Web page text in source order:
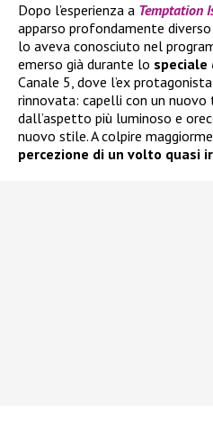
Dopo l’esperienza a Temptation
apparso profondamente
lo aveva conosciuto nel
emerso già durante lo speciale
Canale 5, dove l’ex
rinnovata: capelli con un nuovo
dall’aspetto più luminoso e
nuovo stile. A colpire
percezione di un volto quasi